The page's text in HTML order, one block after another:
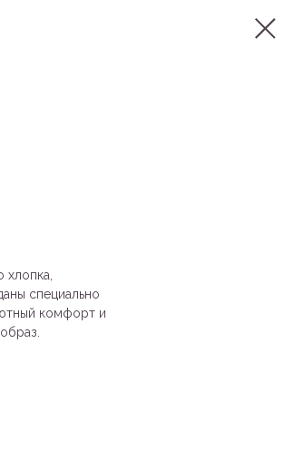
хлопка,
специально
комфорт и